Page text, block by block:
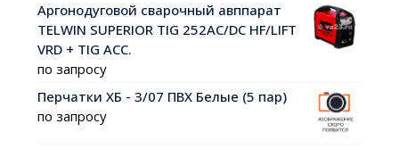
Аргонодуговой сварочный авппарат
TELWIN SUPERIOR TIG 252AC/DC HF/LIFT
VRD + TIG ACC.
по запросу
Перчатки ХБ - 3/07 ПВХ Белые (5 пар)
по запросу